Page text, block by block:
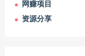
网赚项目
资源分享